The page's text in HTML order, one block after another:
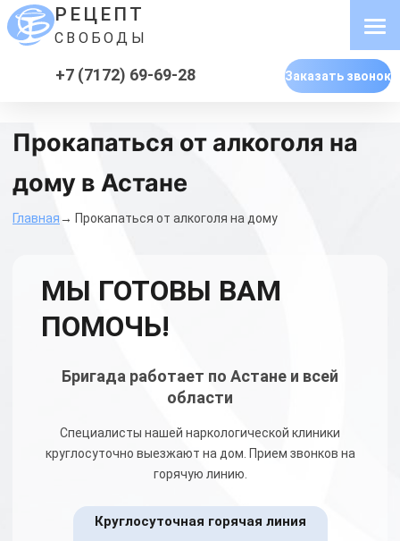
РЕЦЕПТ
СВОБОДЫ
+7 (7172) 69-69-28 Заказать звонок
Прокапаться от алкоголя на
дому в Астане
Главная→ Прокапаться от алкоголя на дому
МЫ ГОТОВЫ ВАМ
ПОМОЧЬ!
Бригада работает по Астане и всей
области
Специалисты нашей наркологической клиники
круглосуточно выезжают на дом. Прием звонков на
горячую линию.
Круглосуточная горячая линия